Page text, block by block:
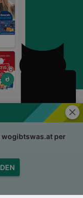
per
Impressum
AGB